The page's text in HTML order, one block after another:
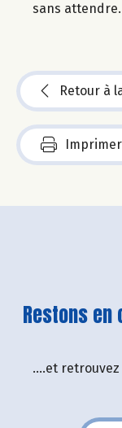
sans attendre.
Retour à
Restons
....et